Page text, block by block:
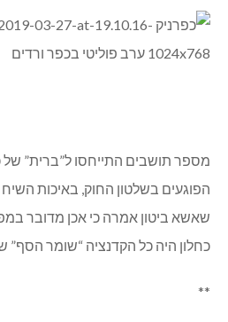
מספר תושבים התייחסו ל”ברית” של
הפוגעים בשלטון החוק, באיכות
שאשא ביטון אמרה כי אכן מדובר
כחלון היה כל הקדנציה “שומר
**